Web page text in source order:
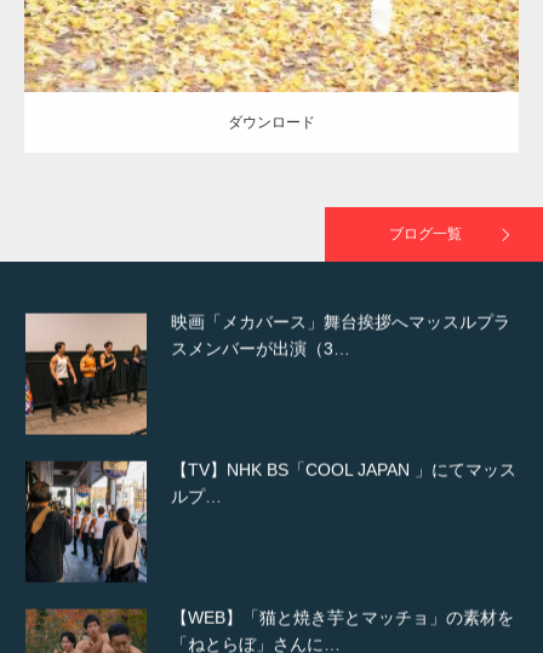
ダウンロード
ブログ一覧
NHK「所さん！事件ですよ」に取材されまし
た（6/8放送）
映画「メカバース」舞台挨拶へマッスルプラ
スメンバーが出演（3…
【TV】NHK BS「COOL JAPAN 」にてマッス
ルプ…
【WEB】「猫と焼き芋とマッチョ」の素材を
「ねとらぼ」さんに…